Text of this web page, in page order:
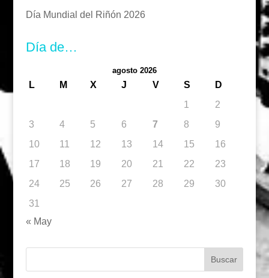
Día Mundial del Riñón 2026
Día de…
agosto 2026
L M X J V S
D
1
2
3
4 5 6 7 8
9
10
11 12 13 14 15
16
17
18 19 20 21 22
23
24
25 26 27 28 29
30
31
« May